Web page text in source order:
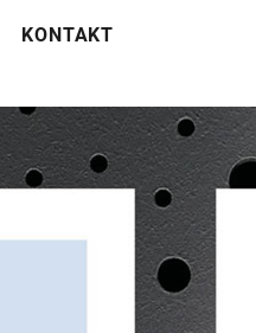
KONTAKT